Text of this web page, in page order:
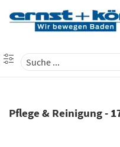
Pflege & Reinigung-